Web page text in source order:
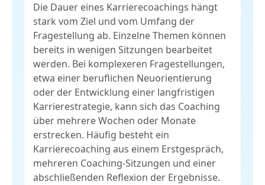
Die Dauer eines Karrierecoachings hängt
stark vom Ziel und vom Umfang der
Fragestellung ab. Einzelne Themen können
bereits in wenigen Sitzungen bearbeitet
werden. Bei komplexeren Fragestellungen,
etwa einer beruflichen Neuorientierung
oder der Entwicklung einer langfristigen
Karrierestrategie, kann sich das Coaching
über mehrere Wochen oder Monate
erstrecken. Häufig besteht ein
Karrierecoaching aus einem Erstgespräch,
mehreren Coaching-Sitzungen und einer
abschließenden Reflexion der Ergebnisse.